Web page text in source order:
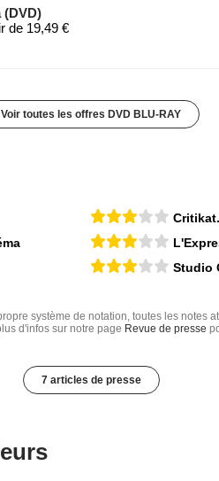
(DVD)
de 19,49 €
Voir toutes les offres DVD BLU-RAY
Studio
système de notation, toutes les notes
d'infos sur notre page Revue de presse
7 articles de presse